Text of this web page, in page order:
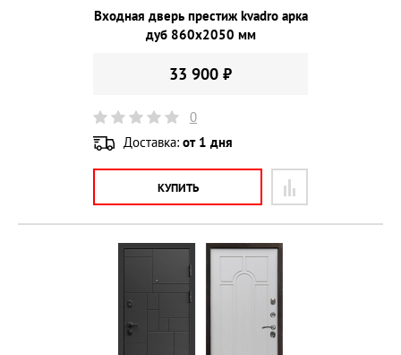
Входная дверь престиж kvadro арка
дуб 860х2050 мм
33 900 ₽
0
Доставка: от 1 дня
КУПИТЬ